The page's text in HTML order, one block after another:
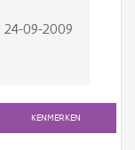
24-09-2009
KENMERKEN